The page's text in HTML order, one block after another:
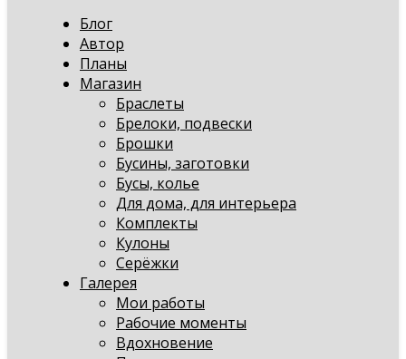
Блог
Автор
Планы
Магазин
Браслеты
Брелоки, подвески
Брошки
Бусины, заготовки
Бусы, колье
Для дома, для интерьера
Комплекты
Кулоны
Серёжки
Галерея
Мои работы
Рабочие моменты
Вдохновение